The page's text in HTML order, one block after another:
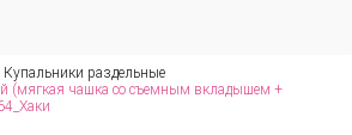
Купальники раздельные
(мягкая чашка со съемным вкладышем +